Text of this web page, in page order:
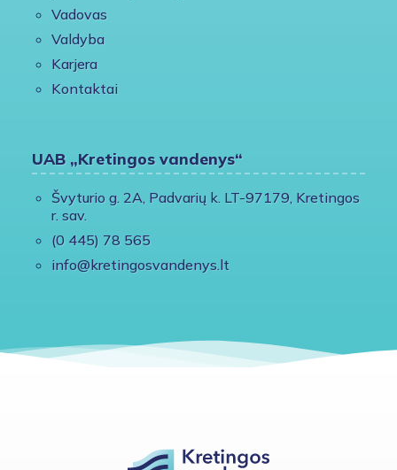
Vadovas
Valdyba
Karjera
Kontaktai
UAB „Kretingos vandenys“
Švyturio g. 2A, Padvarių k. LT-97179, Kretingos
r. sav.
(0 445) 78 565
info@kretingosvandenys.lt